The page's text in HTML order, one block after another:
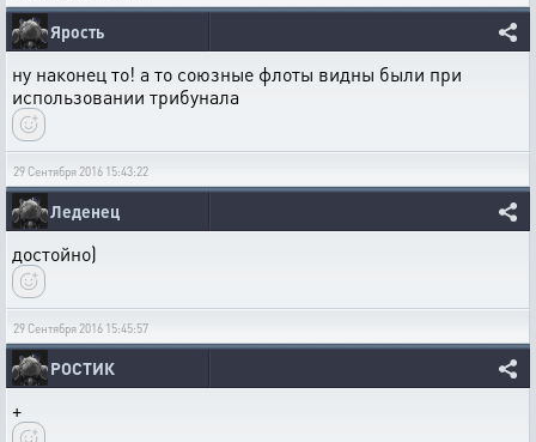
Ярость
ну наконец то! а то союзные флоты видны были при
использовании трибунала
29 Сентября 2016 15:43:22
Леденец
достойно)
29 Сентября 2016 15:45:57
РОСТИК
+